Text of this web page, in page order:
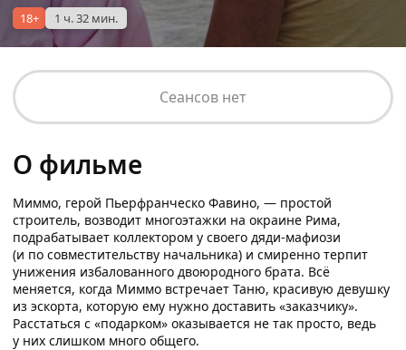
18+ 1 ч. 32 мин.
Сеансов нет
О фильме
Миммо, герой Пьерфранческо Фавино, — простой
строитель, возводит многоэтажки на окраине Рима,
подрабатывает коллектором у своего дяди-мафиози
(и по совместительству начальника) и смиренно терпит
унижения избалованного двоюродного брата. Всё
меняется, когда Миммо встречает Таню, красивую девушку
из эскорта, которую ему нужно доставить «заказчику».
Расстаться с «подарком» оказывается не так просто, ведь
у них слишком много общего.